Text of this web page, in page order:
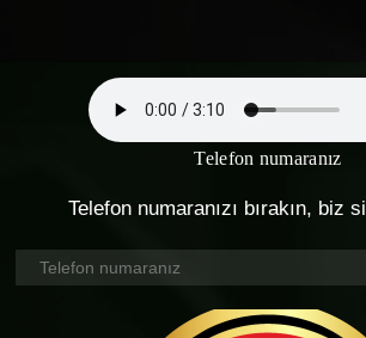
Telefon numaranız
Telefon numaranızı bırakın, biz